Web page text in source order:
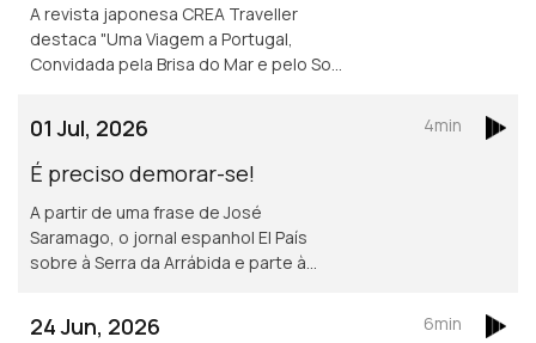
A revista japonesa CREA Traveller
destaca "Uma Viagem a Portugal,
Convidada pela Brisa do Mar e pelo Sol",
cultura, a história e a gastronomia.
01 Jul, 2026
É preciso demorar-se!
A partir de uma frase de José
Saramago, o jornal espanhol El País
sobre à Serra da Arrábida e parte à
4min
24 Jun, 2026 6min